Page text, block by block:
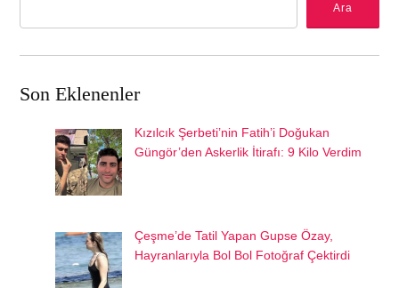
Ara
Son Eklenenler
Kızılcık Şerbeti’nin Fatih’i Doğukan
Güngör’den Askerlik İtirafı: 9 Kilo Verdim
Çeşme’de Tatil Yapan Gupse Özay,
Hayranlarıyla Bol Bol Fotoğraf Çektirdi